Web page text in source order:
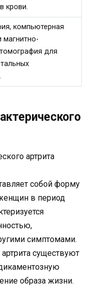
крови.
компьютерная
магнитно-
для
собой форму
в период
симптомами.
существуют
образа жизни.